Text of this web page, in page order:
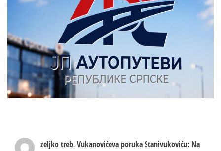
zeljko treb.Vukanovićeva poruka Stanivukoviću: Na